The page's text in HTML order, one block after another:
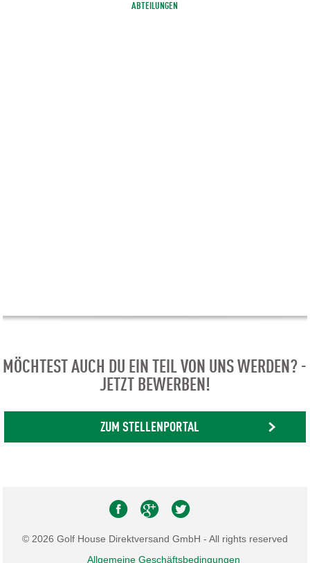
ABTEILUNGEN
MÖCHTEST AUCH DU EIN TEIL VON UNS WERDEN? -
JETZT BEWERBEN!
ZUM STELLENPORTAL
© 2026 Golf House Direktversand GmbH - All rights reserved
Allgemeine Geschäftsbedingungen